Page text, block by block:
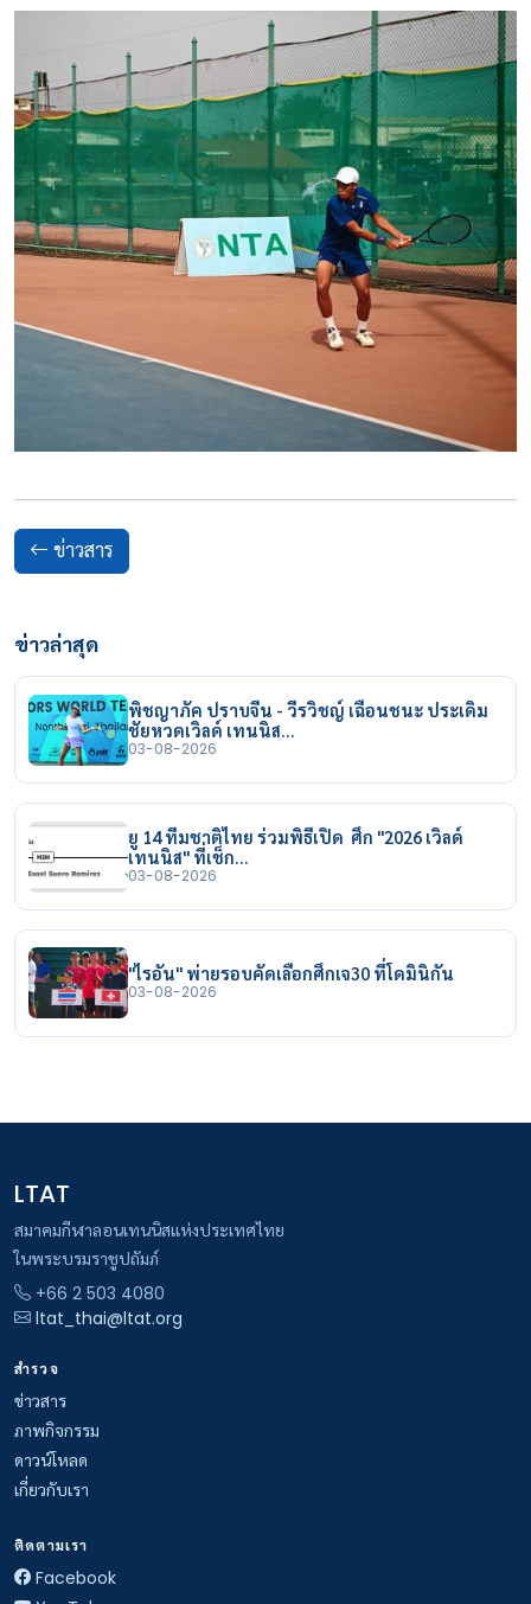
ข่าวสาร
ข่าวล่าสุด
พิชญาภัค ปราบจีน - วีรวิชญ์ เฉือนชนะ ประเดิม
ชัยหวดเวิลด์ เทนนิส…
03-08-2026
ยู 14 ทีมชาติไทย ร่วมพิธีเปิด ศึก "2026 เวิลด์
เทนนิส" ที่เช็ก…
03-08-2026
"ไรอัน" พ่ายรอบคัดเลือกศึกเจ30 ที่โดมินิกัน
03-08-2026
LTAT
สมาคมกีฬาลอนเทนนิสแห่งประเทศไทย
ในพระบรมราชูปถัมภ์
+66 2 503 4080
ltat_thai@ltat.org
สำรวจ
ข่าวสาร
ภาพกิจกรรม
ดาวน์โหลด
เกี่ยวกับเรา
ติดตามเรา
Facebook